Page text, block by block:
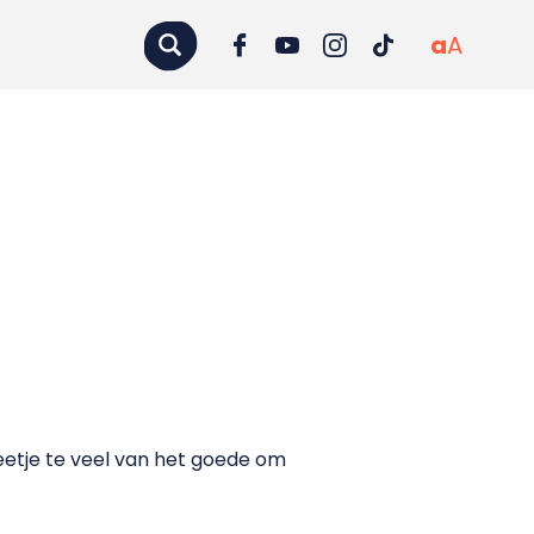
aA
te veel van het goede om